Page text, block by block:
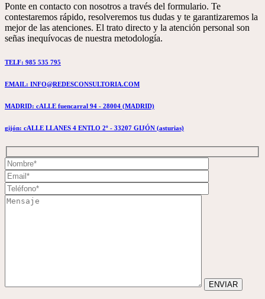
Ponte en contacto con nosotros a través del formulario. Te
contestaremos rápido, resolveremos tus dudas y te garantizaremos la
mejor de las atenciones. El trato directo y la atención personal son
señas inequívocas de nuestra metodología.
TELF: 985 535 795
EMAIL: INFO@REDESCONSULTORIA.COM
MADRID: cALLE fuencarral 94 - 28004 (MADRID)
gijón: cALLE LLANES 4 ENTLO 2º - 33207 GIJÓN (asturias)
ENVIAR